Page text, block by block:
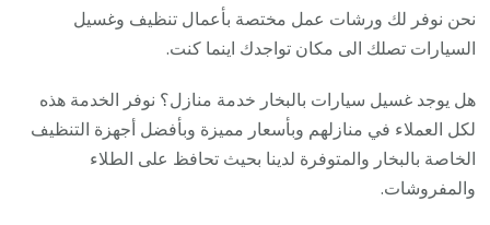
نحن نوفر لك ورشات عمل مختصة بأعمال تنظيف وغسيل
السيارات تصلك الى مكان تواجدك اينما كنت.
هل يوجد غسيل سيارات بالبخار خدمة منازل؟ نوفر الخدمة هذه
لكل العملاء في منازلهم وبأسعار مميزة وبأفضل أجهزة التنظيف
الخاصة بالبخار والمتوفرة لدينا بحيث تحافظ على الطلاء
والمفروشات.